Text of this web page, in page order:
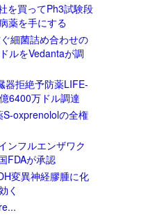
を買ってPh3試験段
薬を手にする
細菌詰め合わせの
ルをVedantaが調
器拒絶予防薬LIFE-
6400万ドル調達
oxprenololの全権
ンフルエンザワク
FDAが承認
変異神経膠腫に化
く